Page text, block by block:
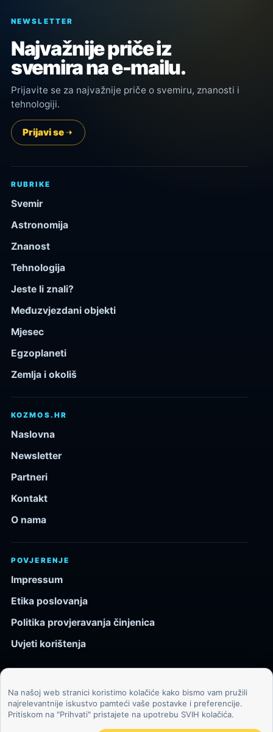
NEWSLETTER
Najvažnije priče iz
svemira na e-mailu.
Prijavite se za najvažnije priče o svemiru, znanosti i
tehnologiji.
Prijavi se
RUBRIKE
Svemir
Astronomija
Znanost
Tehnologija
Jeste li znali?
Međuzvjezdani objekti
Mjesec
Egzoplaneti
Zemlja i okoliš
KOZMOS.HR
Naslovna
Newsletter
Partneri
Kontakt
O nama
POVJERENJE
Impressum
Etika poslovanja
Politika provjeravanja činjenica
Uvjeti korištenja
© 2026 Kozmos.hr. Sva prava pridržana.
Svemir, znanost, tehnologija i velike ideje za znatiželjne
Na našoj web stranici koristimo kolačiće kako bismo vam pružili
najrelevantnije iskustvo pamteći vaše postavke i preferencije.
Pritiskom na "Prihvati" pristajete na upotrebu SVIH kolačića.